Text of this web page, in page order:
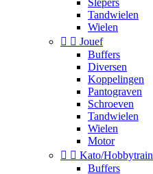
Slepers
Tandwielen
Wielen
  Jouef
Buffers
Diversen
Koppelingen
Pantograven
Schroeven
Tandwielen
Wielen
Motor
  Kato/Hobbytrain
Buffers